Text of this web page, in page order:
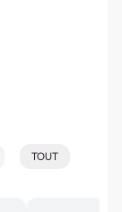
TOUT